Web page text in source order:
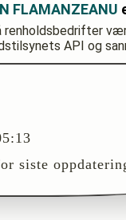
FLAMANZEANU
renholdsbedrifter
API og
siste